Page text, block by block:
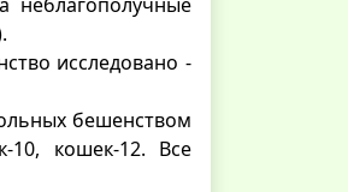
неблагополучные
исследовано -
бешенством
10, кошек-12. Все